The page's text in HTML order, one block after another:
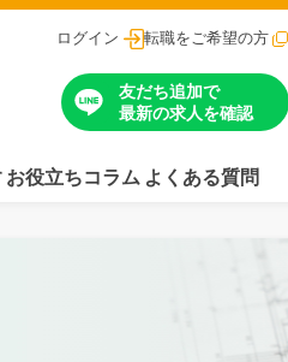
ログイン 転職をご希望の方
友だち追加で
最新の求人を確認
お役立ちコラム よくある質問